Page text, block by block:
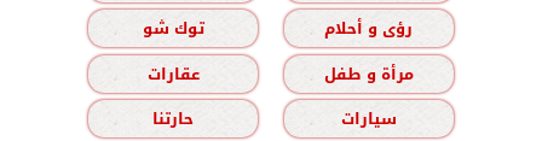
رؤى و أحلام
توك شو
مرأة و طفل
عقارات
سيارات
حارتنا